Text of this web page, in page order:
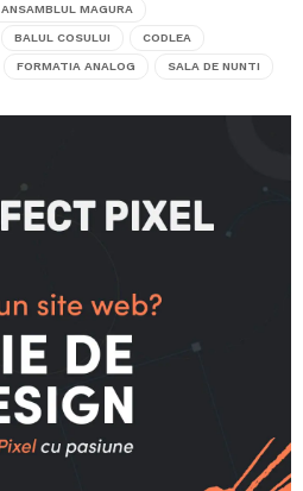
ANSAMBLUL MAGURA
BALUL COSULUI CODLEA
FORMATIA ANALOG SALA DE NUNTI